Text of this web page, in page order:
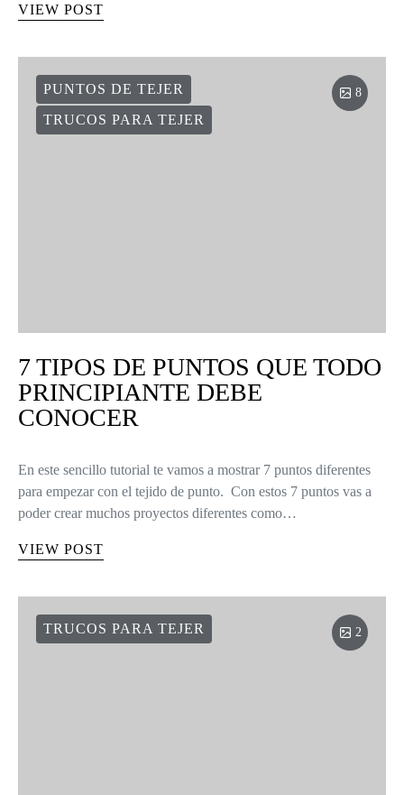
VIEW POST
PUNTOS DE TEJER
TRUCOS PARA TEJER
8
7 TIPOS DE PUNTOS QUE TODO
PRINCIPIANTE DEBE
CONOCER
En este sencillo tutorial te vamos a mostrar 7 puntos diferentes
para empezar con el tejido de punto. Con estos 7 puntos vas a
poder crear muchos proyectos diferentes como…
VIEW POST
TRUCOS PARA TEJER 2